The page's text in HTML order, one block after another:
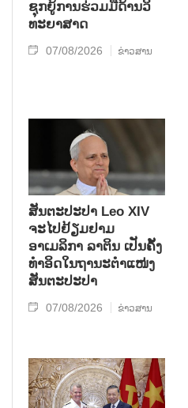
ຊຸກ​ຍູ້​ການ​ຮ່ວມ​ມື​ດ້ານວ​ິ​
ທະ​ຍາ​ສາດ
07/08/2026 ຂ່າວສານ
ສັນຕະປະປາ Leo XIV
ຈະໄປຢ້ຽມຢາມ
ອາເມລິກາ ລາຕິນ ເປັນຄັ້ງ
ທຳອິດໃນຖານະຕຳແໜ່ງ
ສັນຕະປະປາ
07/08/2026 ຂ່າວສານ